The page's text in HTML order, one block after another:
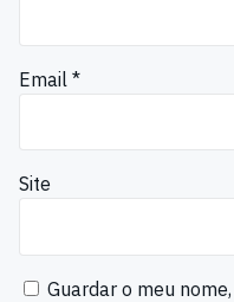
Email *
Site
Guardar o meu